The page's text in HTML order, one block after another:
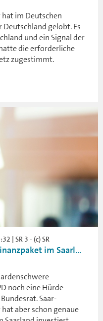
im Deutschen
gelobt. Es
und ein Signal der
die erforderliche
zugestimmt.
| SR 3 - (c) SR
im Saarl...
noch eine Hürde
Saar-
aber schon genaue